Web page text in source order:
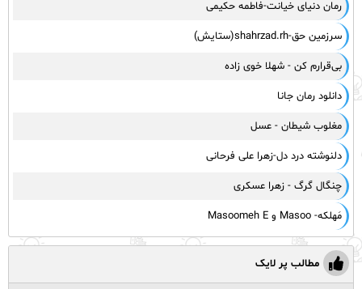
رمان دنیای خیانت-فاطمه حکیمی
سرزمین حق-shahrzad.rh(ستایش)
بی‌قرارم کن - شهلا خوی زاده
دانلود رمان جانا
مغلوب شیطان - عسل
دلنوشته درد دل-زهرا علی فرحانی
چنگال گرگ - زهرا عسکری
مَهلکه- Masoo و Masoomeh E
مطالب پر لایک